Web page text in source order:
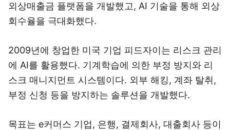
외상매출금 플랫폼을 개발했고, AI 기술을 통해 외상
회수율을 극대화했다.
2009년에 창업한 미국 기업 피드자이는 리스크 관리
에 AI를 활용했다. 기계학습에 의한 부정 방지와 리
스크 매니지먼트 시스템이다. 외부 해킹, 계좌 탈취,
부정 신청 등을 방지하는 솔루션을 개발했다.
목표는 e커머스 기업, 은행, 결제회사, 대출회사 등이